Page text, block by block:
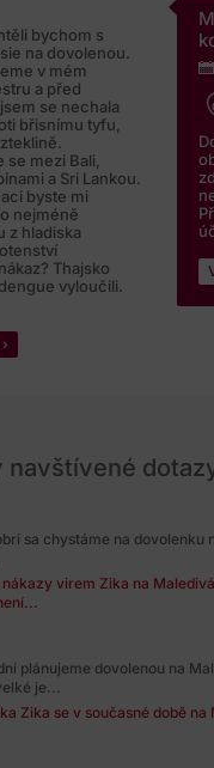
bychom s
na dovolenou.
v mém
a před
se nechala
břisnímu tyfu,
se mezi Bali,
a Sri Lankou.
byste mi
nejméně
z hladiska
Thajsko
vyloučili.
navštívené
sa chystáme na dovolenku
virem Zika na
plánujeme dovolenou na
je...
Zika se v současné době